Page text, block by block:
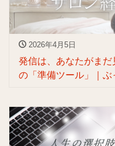
2026年4月5日
発信は、あなたがま
の「準備ツール」｜